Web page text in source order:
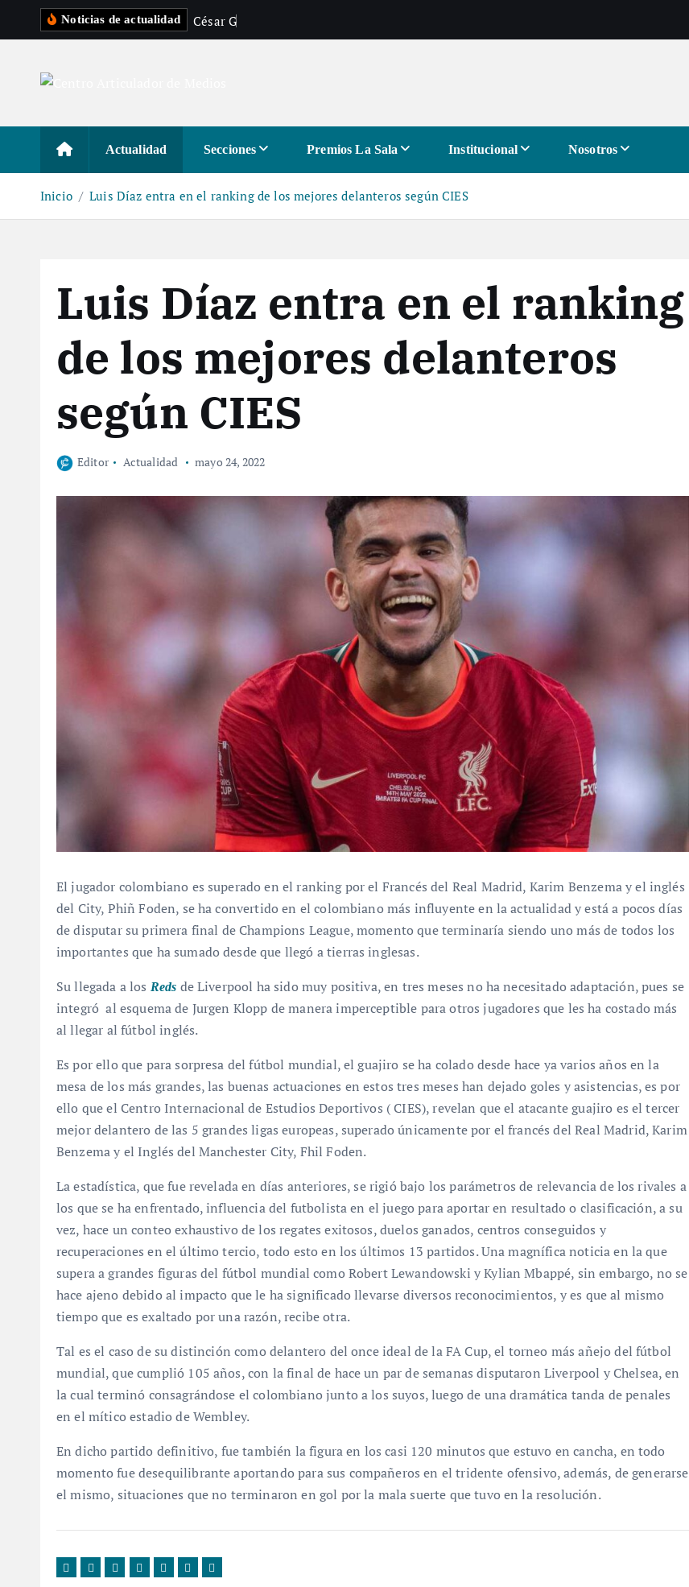
Noticias de actualidad César G
Actualidad Secciones Premios La Sala Institucional Nosotros
Inicio Luis Díaz entra en el ranking de los mejores delanteros según CIES
Luis Díaz entra en el ranking
de los mejores delanteros
según CIES
Editor Actualidad mayo 24, 2022
El jugador colombiano es superado en el ranking por el Francés del Real Madrid, Karim Benzema y el inglés
del City, Phiñ Foden, se ha convertido en el colombiano más influyente en la actualidad y está a pocos días
de disputar su primera final de Champions League, momento que terminaría siendo uno más de todos los
importantes que ha sumado desde que llegó a tierras inglesas.
Su llegada a los Reds de Liverpool ha sido muy positiva, en tres meses no ha necesitado adaptación, pues se
integró al esquema de Jurgen Klopp de manera imperceptible para otros jugadores que les ha costado más
al llegar al fútbol inglés.
Es por ello que para sorpresa del fútbol mundial, el guajiro se ha colado desde hace ya varios años en la
mesa de los más grandes, las buenas actuaciones en estos tres meses han dejado goles y asistencias, es por
ello que el Centro Internacional de Estudios Deportivos ( CIES), revelan que el atacante guajiro es el tercer
mejor delantero de las 5 grandes ligas europeas, superado únicamente por el francés del Real Madrid, Karim
Benzema y el Inglés del Manchester City, Fhil Foden.
La estadística, que fue revelada en días anteriores, se rigió bajo los parámetros de relevancia de los rivales a
los que se ha enfrentado, influencia del futbolista en el juego para aportar en resultado o clasificación, a su
vez, hace un conteo exhaustivo de los regates exitosos, duelos ganados, centros conseguidos y
recuperaciones en el último tercio, todo esto en los últimos 13 partidos. Una magnífica noticia en la que
supera a grandes figuras del fútbol mundial como Robert Lewandowski y Kylian Mbappé, sin embargo, no se
hace ajeno debido al impacto que le ha significado llevarse diversos reconocimientos, y es que al mismo
tiempo que es exaltado por una razón, recibe otra.
Tal es el caso de su distinción como delantero del once ideal de la FA Cup, el torneo más añejo del fútbol
mundial, que cumplió 105 años, con la final de hace un par de semanas disputaron Liverpool y Chelsea, en
la cual terminó consagrándose el colombiano junto a los suyos, luego de una dramática tanda de penales
en el mítico estadio de Wembley.
En dicho partido definitivo, fue también la figura en los casi 120 minutos que estuvo en cancha, en todo
momento fue desequilibrante aportando para sus compañeros en el tridente ofensivo, además, de generarse
el mismo, situaciones que no terminaron en gol por la mala suerte que tuvo en la resolución.